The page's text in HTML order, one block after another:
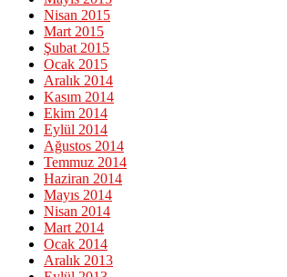
Nisan 2015
Mart 2015
Şubat 2015
Ocak 2015
Aralık 2014
Kasım 2014
Ekim 2014
Eylül 2014
Ağustos 2014
Temmuz 2014
Haziran 2014
Mayıs 2014
Nisan 2014
Mart 2014
Ocak 2014
Aralık 2013